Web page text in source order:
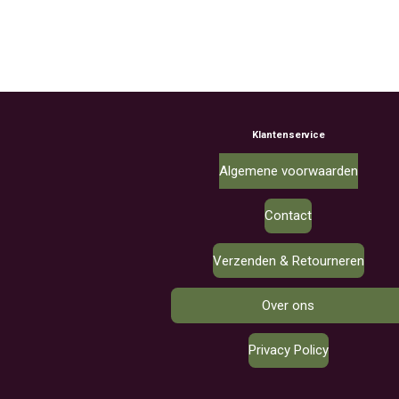
Klantenservice
Algemene voorwaarden
Contact
Verzenden & Retourneren
Over ons
Privacy Policy